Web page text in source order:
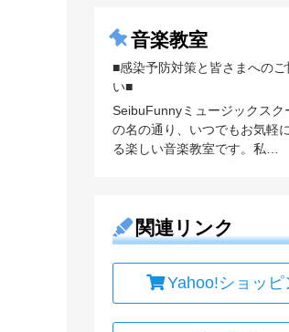
音楽教室
■感染予防対策と皆さまへの
い■
SeibuFunnyミュージックスク
の名の通り、いつでもお気軽
る楽しい音楽教室です。私…
関連リンク
Yahoo!ショッピ